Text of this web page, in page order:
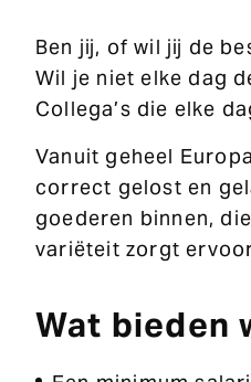
Ben jij, of wil jij de
Wil je niet elke dag
Collega’s die elke
Vanuit geheel
correct gelost en
goederen binnen,
variëteit zorgt
Wat bieden